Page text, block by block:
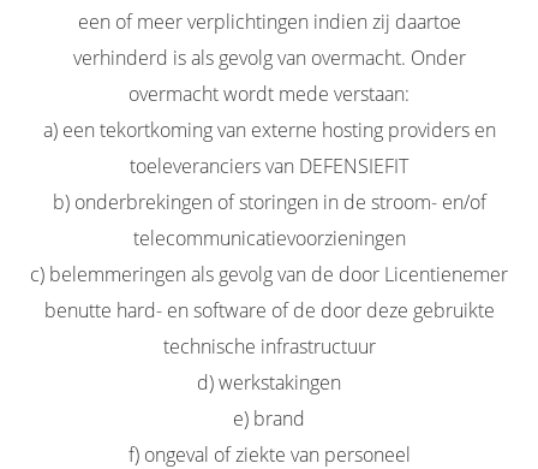
een of meer verplichtingen indien zij daartoe
verhinderd is als gevolg van overmacht. Onder
overmacht wordt mede verstaan:
a) een tekortkoming van externe hosting providers en
toeleveranciers van DEFENSIEFIT
b) onderbrekingen of storingen in de stroom- en/of
telecommunicatievoorzieningen
c) belemmeringen als gevolg van de door Licentienemer
benutte hard- en software of de door deze gebruikte
technische infrastructuur
d) werkstakingen
e) brand
f) ongeval of ziekte van personeel